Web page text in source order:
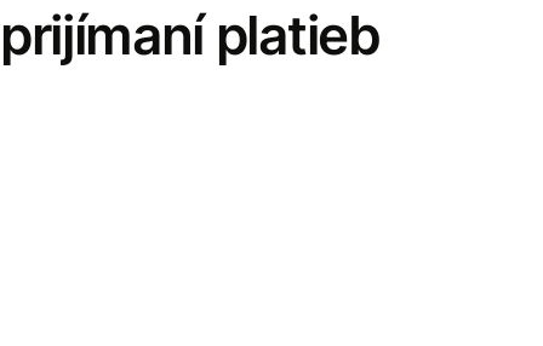
prijímaní platieb